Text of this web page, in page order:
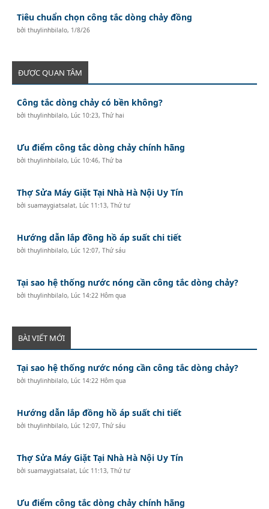
Tiêu chuẩn chọn công tắc dòng chảy đồng
bởithuylinhbilalo, 1/8/26
ĐƯỢC QUAN TÂM
Công tắc dòng chảy có bền không?
bởithuylinhbilalo, Lúc 10:23, Thứ hai
Ưu điểm công tắc dòng chảy chính hãng
bởithuylinhbilalo, Lúc 10:46, Thứ ba
Thợ Sửa Máy Giặt Tại Nhà Hà Nội Uy Tín
bởisuamaygiatsalat, Lúc 11:13, Thứ tư
Hướng dẫn lắp đồng hồ áp suất chi tiết
bởithuylinhbilalo, Lúc 12:07, Thứ sáu
Tại sao hệ thống nước nóng cần công tắc dòng chảy?
bởithuylinhbilalo, Lúc 14:22 Hôm qua
BÀI VIẾT MỚI
Tại sao hệ thống nước nóng cần công tắc dòng chảy?
bởithuylinhbilalo, Lúc 14:22 Hôm qua
Hướng dẫn lắp đồng hồ áp suất chi tiết
bởithuylinhbilalo, Lúc 12:07, Thứ sáu
Thợ Sửa Máy Giặt Tại Nhà Hà Nội Uy Tín
bởisuamaygiatsalat, Lúc 11:13, Thứ tư
Ưu điểm công tắc dòng chảy chính hãng